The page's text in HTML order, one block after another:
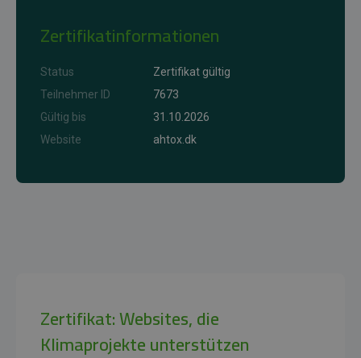
Zertifikatinformationen
Status
Zertifikat gültig
Teilnehmer ID
7673
Gültig bis
31.10.2026
Website
ahtox.dk
Zertifikat: Websites, die
Klimaprojekte unterstützen